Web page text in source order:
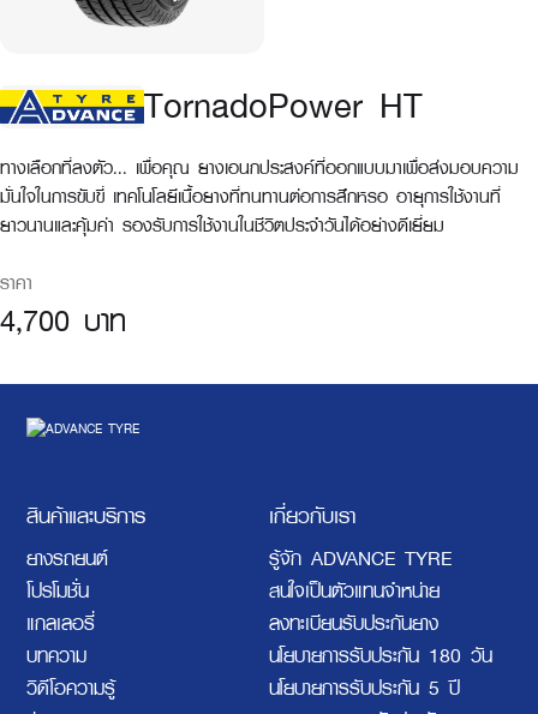
TornadoPower HT
ทางเลือกที่ลงตัว... เพื่อคุณ ยางเอนกประสงค์ที่ออกแบบมาเพื่อส่งมอบความ
มั่นใจในการขับขี่ เทคโนโลยีเนื้อยางที่ทนทานต่อการสึกหรอ อายุการใช้งานที่
ยาวนานและคุ้มค่า รองรับการใช้งานในชีวิตประจำวันได้อย่างดีเยี่ยม
ราคา
4,700 บาท
สินค้าและบริการ
ยางรถยนต์
โปรโมชั่น
แกลเลอรี่
บทความ
วิดีโอความรู้
เกี่ยวกับเรา
รู้จัก ADVANCE TYRE
สนใจเป็นตัวแทนจำหน่าย
ลงทะเบียนรับประกันยาง
นโยบายการรับประกัน 180 วัน
นโยบายการรับประกัน 5 ปี